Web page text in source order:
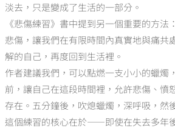
淡去，只是變成了生活的一部分。
《悲傷練習》書中提到另一個重要的方法
悲傷，讓我們在有限時間內真實地與痛共
解的自己，再度回到生活裡。
作者建議我們，可以點燃一支小小的蠟燭
前，讓自己在這段時間裡，允許悲傷、憤
存在。五分鐘後，吹熄蠟燭，深呼吸，然
這個練習的核心在於——即使在失去多年